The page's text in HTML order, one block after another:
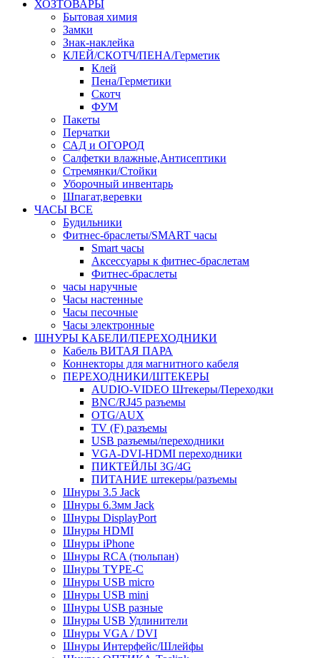
ХОЗТОВАРЫ
Бытовая химия
Замки
Знак-наклейка
КЛЕЙ/СКОТЧ/ПЕНА/Герметик
Клей
Пена/Герметики
Скотч
ФУМ
Пакеты
Перчатки
САД и ОГОРОД
Салфетки влажные,Антисептики
Стремянки/Стойки
Уборочный инвентарь
Шпагат,веревки
ЧАСЫ ВСЕ
Будильники
Фитнес-браслеты/SMART часы
Smart часы
Аксессуары к фитнес-браслетам
Фитнес-браслеты
часы наручные
Часы настенные
Часы песочные
Часы электронные
ШНУРЫ КАБЕЛИ/ПЕРЕХОДНИКИ
Кабель ВИТАЯ ПАРА
Коннекторы для магнитного кабеля
ПЕРЕХОДНИКИ/ШТЕКЕРЫ
AUDIO-VIDEO Штекеры/Переходки
BNC/RJ45 разъемы
OTG/AUX
TV (F) разъемы
USB разъемы/переходники
VGA-DVI-HDMI переходники
ПИКТЕЙЛЫ 3G/4G
ПИТАНИЕ штекеры/разъемы
Шнуры 3.5 Jack
Шнуры 6.3мм Jack
Шнуры DisplayPort
Шнуры HDMI
Шнуры iPhone
Шнуры RCA (тюльпан)
Шнуры TYPE-C
Шнуры USB micro
Шнуры USB mini
Шнуры USB разные
Шнуры USB Удлинители
Шнуры VGA / DVI
Шнуры Интерфейс/Шлейфы